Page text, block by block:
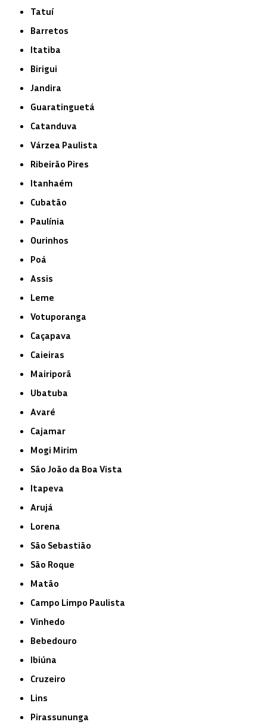
Tatuí
Barretos
Itatiba
Birigui
Jandira
Guaratinguetá
Catanduva
Várzea Paulista
Ribeirão Pires
Itanhaém
Cubatão
Paulínia
Ourinhos
Poá
Assis
Leme
Votuporanga
Caçapava
Caieiras
Mairiporã
Ubatuba
Avaré
Cajamar
Mogi Mirim
São João da Boa Vista
Itapeva
Arujá
Lorena
São Sebastião
São Roque
Matão
Campo Limpo Paulista
Vinhedo
Bebedouro
Ibiúna
Cruzeiro
Lins
Pirassununga